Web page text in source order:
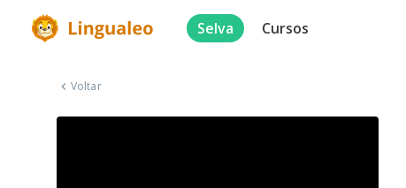
Selva Cursos
Voltar